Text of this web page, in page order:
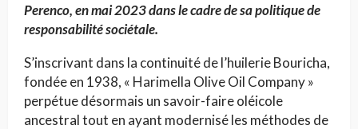
Perenco, en mai 2023 dans le cadre de sa politique de
responsabilité sociétale.
S’inscrivant dans la continuité de l’huilerie Bouricha,
fondée en 1938, « Harimella Olive Oil Company »
perpétue désormais un savoir-faire oléicole
ancestral tout en ayant modernisé les méthodes de